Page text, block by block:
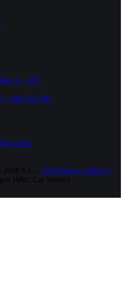
4 – 8ºC
– 600 513 281
2018 S.L. - Aviso legal, cookies y
por H&C Car Service